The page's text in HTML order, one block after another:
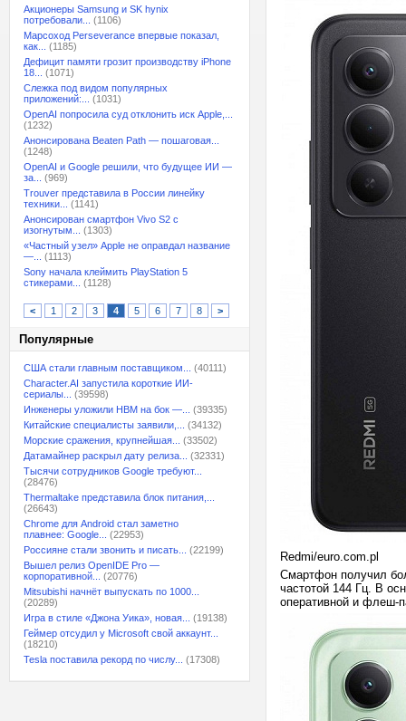
Акционеры Samsung и SK hynix
потребовали...
(1106)
Марсоход Perseverance впервые показал,
как...
(1185)
Дефицит памяти грозит производству iPhone
18...
(1071)
Слежка под видом популярных
приложений:...
(1031)
OpenAI попросила суд отклонить иск Apple,...
(1232)
Анонсирована Beaten Path — пошаговая...
(1248)
OpenAI и Google решили, что будущее ИИ —
за...
(969)
Trouver представила в России линейку
техники...
(1141)
Анонсирован смартфон Vivo S2 с
изогнутым...
(1303)
«Частный узел» Apple не оправдал название
—...
(1113)
Sony начала клеймить PlayStation 5
стикерами...
(1128)
< 1 2 3 4 5 6 7 8 >
Популярные
США стали главным поставщиком...
(40111)
Character.AI запустила короткие ИИ-
сериалы...
(39598)
Инженеры уложили HBM на бок —...
(39335)
Китайские специалисты заявили,...
(34132)
Морские сражения, крупнейшая...
(33502)
Датамайнер раскрыл дату релиза...
(32331)
Тысячи сотрудников Google требуют...
(28476)
Thermaltake представила блок питания,...
(26643)
Chrome для Android стал заметно
плавнее: Google...
(22953)
Россияне стали звонить и писать...
(22199)
Вышел релиз OpenIDE Pro —
корпоративной...
(20776)
Mitsubishi начнёт выпускать по 1000...
(20289)
Игра в стиле «Джона Уика», новая...
(19138)
Геймер отсудил у Microsoft свой аккаунт...
(18210)
Tesla поставила рекорд по числу...
(17308)
Redmi/euro.com.pl
Смартфон получил
частотой 144 Гц. В
оперативной и флеш-